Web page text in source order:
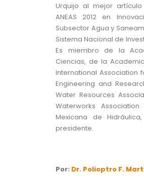
Urquijo al mejor
ANEAS 2012 en
Subsector Agua y
Sistema Nacional de
Es miembro de la
Ciencias, de la
International Association
Engineering and
Water Resources
Waterworks
Mexicana de
presidente.
Por: Dr. Polioptro F.